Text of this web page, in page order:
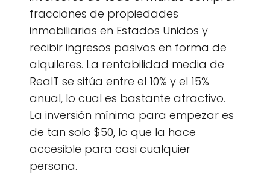
fracciones de propiedades
inmobiliarias en Estados Unidos y
recibir ingresos pasivos en forma de
alquileres. La rentabilidad media de
RealT se sitúa entre el 10% y el 15%
anual, lo cual es bastante atractivo.
La inversión mínima para empezar es
de tan solo $50, lo que la hace
accesible para casi cualquier
persona.